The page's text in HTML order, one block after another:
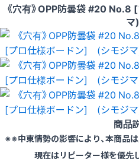
《穴有》OPP防曇袋 #20
マ)
商品
※※中東情勢の影響により、本商品
現在はリピーター様を優先